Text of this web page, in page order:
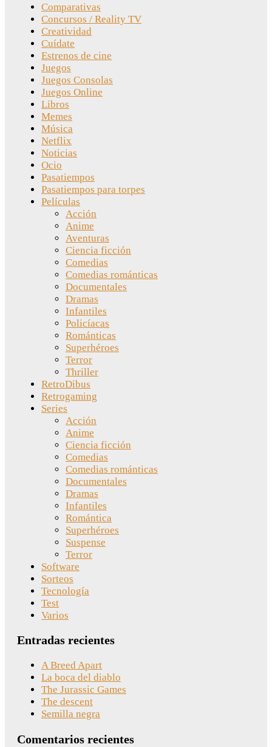
Comparativas
Concursos / Reality TV
Creatividad
Cuídate
Estrenos de cine
Juegos
Juegos Consolas
Juegos Online
Libros
Memes
Música
Netflix
Noticias
Ocio
Pasatiempos
Pasatiempos para torpes
Películas
Acción
Anime
Aventuras
Ciencia ficción
Comedias
Comedias románticas
Documentales
Dramas
Infantiles
Policíacas
Románticas
Superhéroes
Terror
Thriller
RetroDibus
Retrogaming
Series
Acción
Anime
Ciencia ficción
Comedias
Comedias románticas
Documentales
Dramas
Infantiles
Romántica
Superhéroes
Suspense
Terror
Software
Sorteos
Tecnología
Test
Varios
Entradas recientes
A Breed Apart
La boca del diablo
The Jurassic Games
The descent
Semilla negra
Comentarios recientes